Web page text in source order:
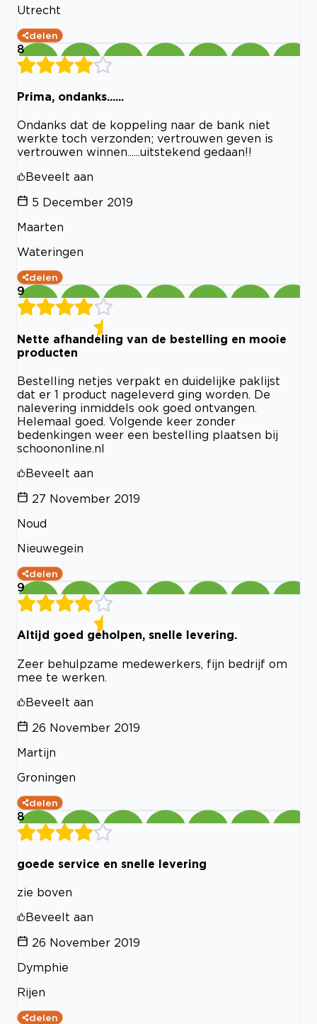
Utrecht
delen
8
Prima, ondanks......
Ondanks dat de koppeling naar de bank niet
werkte toch verzonden; vertrouwen geven is
vertrouwen winnen......uitstekend gedaan!!
Beveelt aan
5 December 2019
Maarten
Wateringen
delen
9
Nette afhandeling van de bestelling en mooie
producten
Bestelling netjes verpakt en duidelijke paklijst
dat er 1 product nageleverd ging worden. De
nalevering inmiddels ook goed ontvangen.
Helemaal goed. Volgende keer zonder
bedenkingen weer een bestelling plaatsen bij
schoononline.nl
Beveelt aan
27 November 2019
Noud
Nieuwegein
delen
9
Altijd goed geholpen, snelle levering.
Zeer behulpzame medewerkers, fijn bedrijf om
mee te werken.
Beveelt aan
26 November 2019
Martijn
Groningen
delen
8
goede service en snelle levering
zie boven
Beveelt aan
26 November 2019
Dymphie
Rijen
delen